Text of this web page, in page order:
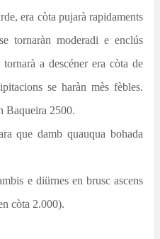
era còta pujarà rapidaments
tornaràn moderadi e enclús
a descéner era còta de
se haràn mès fèbles.
Baqueira 2500.
que damb quauqua bohada
e diürnes en brusc ascens
còta 2.000).